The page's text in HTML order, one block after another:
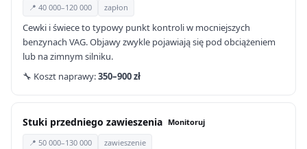
📍 40 000–120 000 zapłon
Cewki i świece to typowy punkt kontroli w mocniejszych
benzynach VAG. Objawy zwykle pojawiają się pod obciążeniem
lub na zimnym silniku.
🔧 Koszt naprawy:350–900 zł
Stuki przedniego zawieszenia Monitoruj
📍 50 000–130 000 zawieszenie